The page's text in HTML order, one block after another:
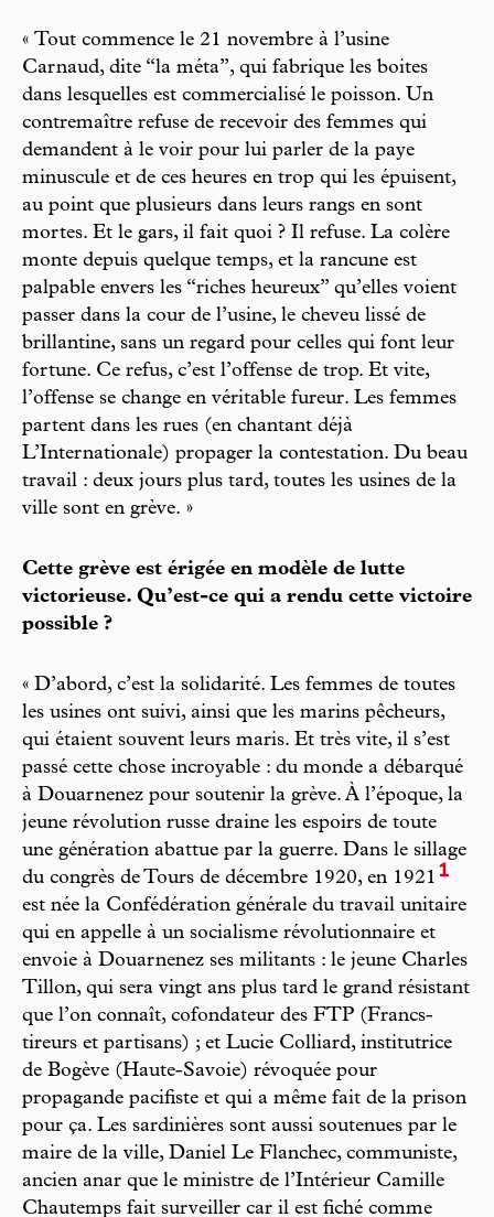
« Tout commence le 21 novembre à l’usine
Carnaud, dite “la méta”, qui fabrique les boites
dans lesquelles est commercialisé le poisson. Un
contremaître refuse de recevoir des femmes qui
demandent à le voir pour lui parler de la paye
minuscule et de ces heures en trop qui les épuisent,
au point que plusieurs dans leurs rangs en sont
mortes. Et le gars, il fait quoi ? Il refuse. La colère
monte depuis quelque temps, et la rancune est
palpable envers les “riches heureux” qu’elles voient
passer dans la cour de l’usine, le cheveu lissé de
brillantine, sans un regard pour celles qui font leur
fortune. Ce refus, c’est l’offense de trop. Et vite,
l’offense se change en véritable fureur. Les femmes
partent dans les rues (en chantant déjà
L’Internationale) propager la contestation. Du beau
travail : deux jours plus tard, toutes les usines de la
ville sont en grève. »
Cette grève est érigée en modèle de lutte
victorieuse. Qu’est-ce qui a rendu cette victoire
possible ?
« D’abord, c’est la solidarité. Les femmes de toutes
les usines ont suivi, ainsi que les marins pêcheurs,
qui étaient souvent leurs maris. Et très vite, il s’est
passé cette chose incroyable : du monde a débarqué
à Douarnenez pour soutenir la grève. À l’époque, la
jeune révolution russe draine les espoirs de toute
une génération abattue par la guerre. Dans le sillage
du congrès de Tours de décembre 1920, en 1921 1
est née la Confédération générale du travail unitaire
qui en appelle à un socialisme révolutionnaire et
envoie à Douarnenez ses militants : le jeune Charles
Tillon, qui sera vingt ans plus tard le grand résistant
que l’on connaît, cofondateur des FTP (Francs-
tireurs et partisans) ; et Lucie Colliard, institutrice
de Bogève (Haute-Savoie) révoquée pour
propagande pacifiste et qui a même fait de la prison
pour ça. Les sardinières sont aussi soutenues par le
maire de la ville, Daniel Le Flanchec, communiste,
ancien anar que le ministre de l’Intérieur Camille
Chautemps fait surveiller car il est fiché comme